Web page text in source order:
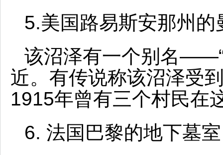
5.美国路易斯安那州的
该沼泽有一个别名
近。有传说称该沼泽受
1915年曾有三个村民在
6. 法国巴黎的地下墓室